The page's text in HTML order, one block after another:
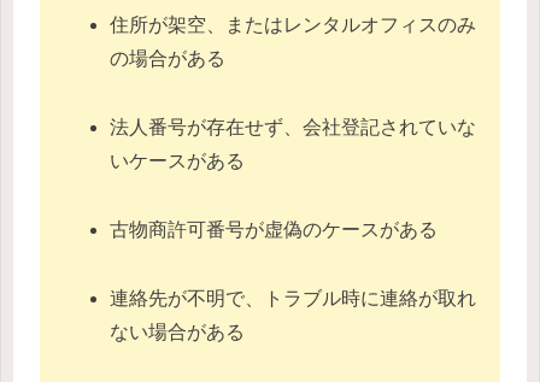
住所が架空、またはレンタルオフィスのみ
の場合がある
法人番号が存在せず、会社登記されていな
いケースがある
古物商許可番号が虚偽のケースがある
連絡先が不明で、トラブル時に連絡が取れ
ない場合がある